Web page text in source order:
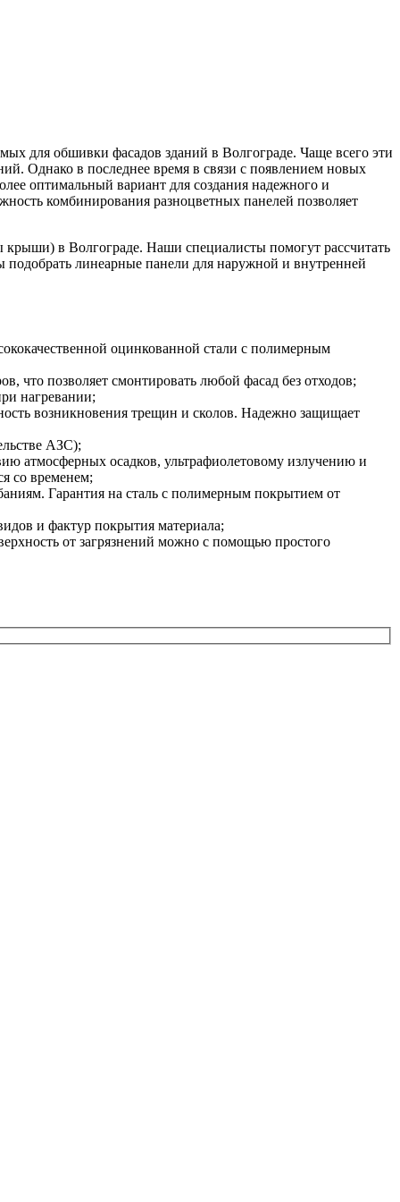
для обшивки фасадов зданий в Волгограде. Чаще всего эти
Однако в последнее время в связи с появлением новых
оптимальный вариант для создания надежного и
комбинирования разноцветных панелей позволяет
в Волгограде. Наши специалисты помогут рассчитать
линеарные панели для наружной и внутренней
оцинкованной стали с полимерным
что позволяет смонтировать любой фасад без отходов;
нагревании;
возникновения трещин и сколов. Надежно защищает
АЗС);
атмосферных осадков, ультрафиолетовому излучению и
со временем;
Гарантия на сталь с полимерным покрытием от
и фактур покрытия материала;
от загрязнений можно с помощью простого